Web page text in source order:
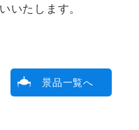
いたします。
景品一覧へ